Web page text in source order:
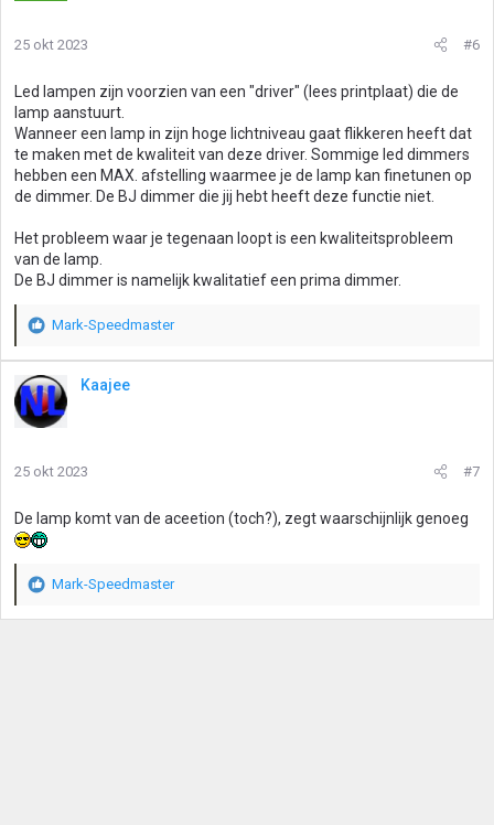
25 okt 2023 #6
Led lampen zijn voorzien van een "driver" (lees printplaat) die de
lamp aanstuurt.
Wanneer een lamp in zijn hoge lichtniveau gaat flikkeren heeft dat
te maken met de kwaliteit van deze driver. Sommige led dimmers
hebben een MAX. afstelling waarmee je de lamp kan finetunen op
de dimmer. De BJ dimmer die jij hebt heeft deze functie niet.
Het probleem waar je tegenaan loopt is een kwaliteitsprobleem
van de lamp.
De BJ dimmer is namelijk kwalitatief een prima dimmer.
W
a
r
d
e
i
g
e
n
Mark-Speedmaster
Kaajee
25 okt 2023 #7
De lamp komt van de aceetion (toch?), zegt waarschijnlijk genoeg
W
Mark-Speedmaster